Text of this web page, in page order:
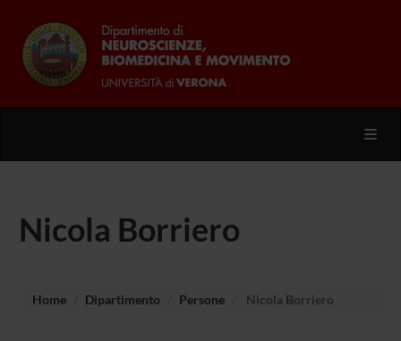
Nicola Borriero
Home Dipartimento Persone Nicola Borriero